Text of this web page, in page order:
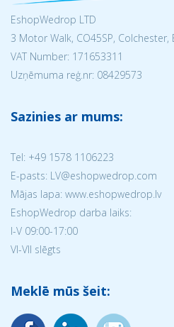
EshopWedrop LTD
3 Motor Walk, CO45SP, Colchester,
VAT Number: 171653311
Uzņēmuma reģ.nr: 08429573
Sazinies ar mums:
Tel: +49 1578 1106223
E-pasts: LV@eshopwedrop.com
Mājas lapa: www.eshopwedrop.lv
EshopWedrop darba laiks:
I-V 09:00-17:00
VI-VII slēgts
Meklē mūs šeit: